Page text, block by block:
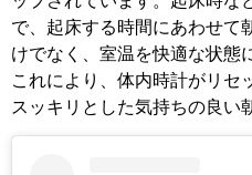
で、起床する時間にあわせて
けでなく、室温を快適な状態
これにより、体内時計がリセ
スッキリとした気持ちの良い